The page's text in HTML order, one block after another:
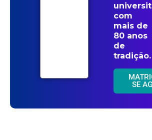
com
mais de
80 anos
de
tradição.
SE